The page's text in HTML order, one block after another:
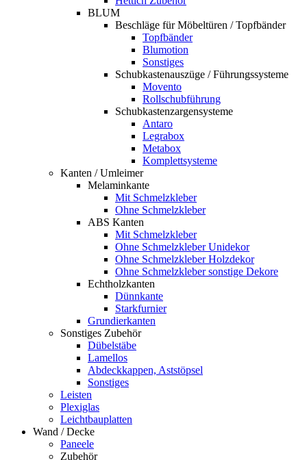
BLUM
Beschläge für Möbeltüren / Topfbänder
Topfbänder
Blumotion
Sonstiges
Schubkastenauszüge / Führungssysteme
Movento
Rollschubführung
Schubkastenzargensysteme
Antaro
Legrabox
Metabox
Komplettsysteme
Kanten / Umleimer
Melaminkante
Mit Schmelzkleber
Ohne Schmelzkleber
ABS Kanten
Mit Schmelzkleber
Ohne Schmelzkleber Unidekor
Ohne Schmelzkleber Holzdekor
Ohne Schmelzkleber sonstige Dekore
Echtholzkanten
Dünnkante
Starkfurnier
Grundierkanten
Sonstiges Zubehör
Dübelstäbe
Lamellos
Abdeckkappen, Aststöpsel
Sonstiges
Leisten
Plexiglas
Leichtbauplatten
Wand / Decke
Paneele
Zubehör